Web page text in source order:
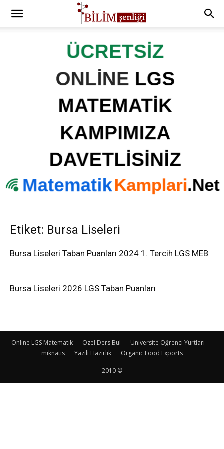
Etiket: Bursa Liseleri
Bursa Liseleri Taban Puanları 2024 1. Tercih LGS MEB
Bursa Liseleri 2026 LGS Taban Puanları
Online LGS Matematik Özel Ders Bul
Üniversite Öğrenci Yurtları
mıknatıs
Yazılı Hazırlık Organic Food Exports
2010 ©